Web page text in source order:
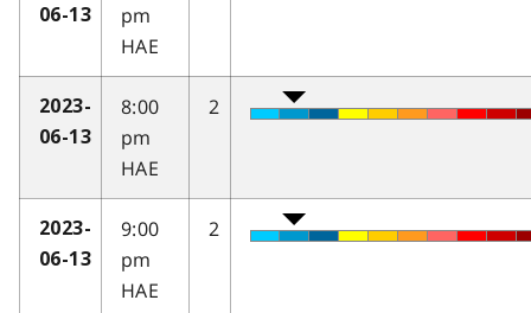
06-13
pm
HAE
2023-
06-13
8:00
pm
HAE
2
2023-
06-13
9:00
pm
HAE
2